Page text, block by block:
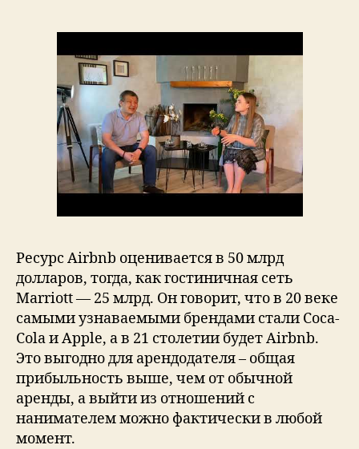
Ресурс Airbnb оценивается в 50 млрд
долларов, тогда, как гостиничная сеть
Marriott — 25 млрд. Он говорит, что в 20 веке
самыми узнаваемыми брендами стали Coca-
Cola и Apple, а в 21 столетии будет Airbnb.
Это выгодно для арендодателя – общая
прибыльность выше, чем от обычной
аренды, а выйти из отношений с
нанимателем можно фактически в любой
момент.